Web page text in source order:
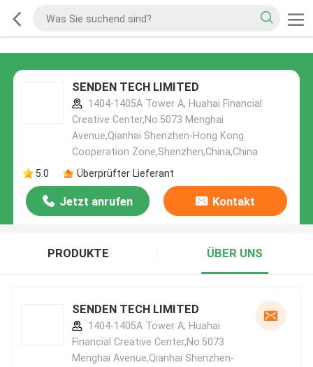
SENDEN TECH LIMITED
1404-1405A Tower A, Huahai Financial
Creative Center,No.5073 Menghai
Avenue,Qianhai Shenzhen-Hong Kong
Cooperation Zone,Shenzhen,China,China
5.0
Überprüfter Lieferant
Jetzt anrufen Kontakt
PRODUKTE ÜBER UNS
SENDEN TECH LIMITED
1404-1405A Tower A, Huahai
Financial Creative Center,No.5073
Menghai Avenue,Qianhai Shenzhen-